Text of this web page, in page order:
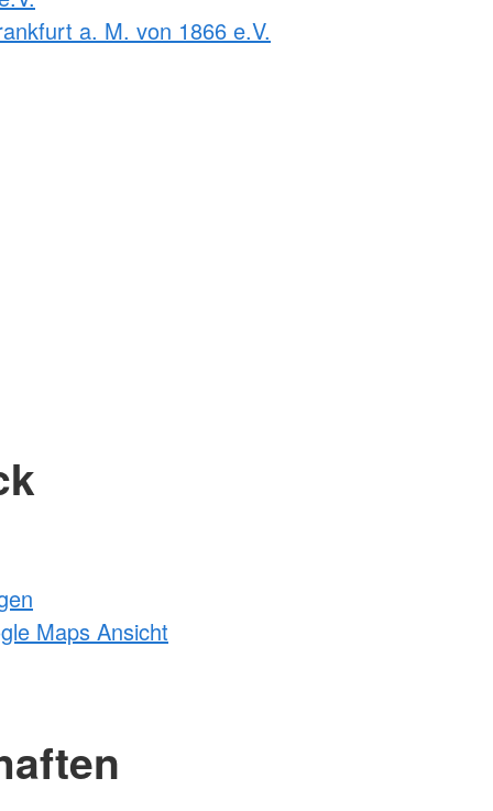
a. M. von 1866 e.V.
Maps Ansicht